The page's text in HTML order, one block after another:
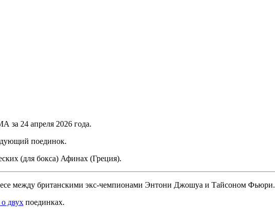
за 24 апреля 2026 года.
поединок.
(для бокса) Афинах (Греция).
между британскими экс-чемпионами Энтони Джошуа и Тайсоном Фьюри.
о двух поединках.